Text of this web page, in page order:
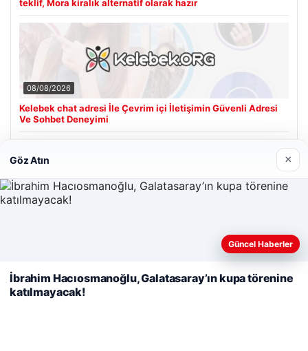
teklif, Mora kiralık alternatif olarak hazır
08/08/2026
Kelebek chat adresi İle Çevrim içi İletişimin Güvenli Adresi
Ve Sohbet Deneyimi
Cengiz Sigorta
Web sitemizi nasıl kullandığınızı daha iyi anlayabilmek,
kullanıyoruz.
Çerez Politikamız
Reddet
Göz Atın ×
Güncel Haberler
İbrahim Hacıosmanoğlu, Galatasaray’ın kupa törenine
katılmayacak!